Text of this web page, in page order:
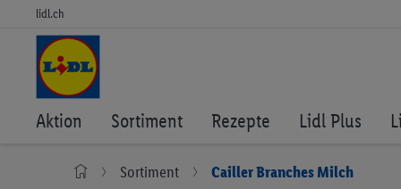
lidl.ch
Aktion Sortiment Rezepte Lidl Plus
Sortiment Cailler Branches Milch